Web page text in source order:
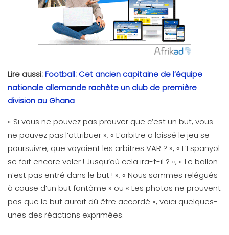
Lire aussi:Football: Cet ancien capitaine de l’équipe
nationale allemande rachète un club de première
division au Ghana
« Si vous ne pouvez pas prouver que c’est un but, vous
ne pouvez pas l’attribuer », « L’arbitre a laissé le jeu se
poursuivre, que voyaient les arbitres VAR ? », « L’Espanyol
se fait encore voler ! Jusqu’où cela ira-t-il ? », « Le ballon
n’est pas entré dans le but ! », « Nous sommes relégués
à cause d’un but fantôme » ou « Les photos ne prouvent
pas que le but aurait dû être accordé », voici quelques-
unes des réactions exprimées.